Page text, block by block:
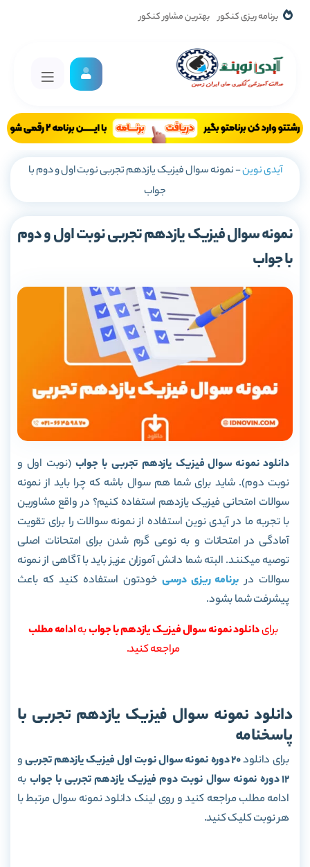
برنامه ریزی کنکور بهترین مشاور کنکور
آیدی نوین-نمونه سوال فیزیک یازدهم تجربی نوبت اول و دوم با
جواب
نمونه سوال فیزیک یازدهم تجربی نوبت اول و دوم
با جواب
دانلود نمونه سوال فیزیک یازدهم تجربی با جواب (نوبت اول و
نوبت دوم). شاید برای شما هم سوال باشه که چرا باید از نمونه
سوالات امتحانی فیزیک یازدهم استفاده کنیم؟ در واقع مشاورین
با تجربه ما در آیدی نوین استفاده از نمونه سوالات را برای تقویت
آمادگی در امتحانات و به نوعی گرم شدن برای امتحانات اصلی
توصیه میکنند. البته شما دانش آموزان عزیز باید با آگاهی از نمونه
سوالات در برنامه ریزی درسی خودتون استفاده کنید که باعث
پیشرفت شما بشود.
برایدانلود نمونه سوال فیزیک یازدهم با جواببهادامه مطلب
مراجعه کنید.
دانلود نمونه سوال فیزیک یازدهم تجربی با
پاسخنامه
برای دانلود20 دوره نمونه سوال نوبت اول فیزیک یازدهم تجربی
و
12 دوره نمونه سوال نوبت دوم فیزیک یازدهم تجربی با جواب
به
ادامه مطلب مراجعه کنید و روی لینک دانلود نمونه سوال مرتبط با
هر نوبت کلیک کنید.